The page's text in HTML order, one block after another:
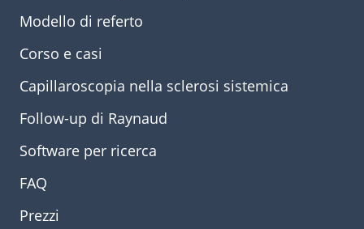
Modello di referto
Corso e casi
Capillaroscopia nella sclerosi sistemica
Follow-up di Raynaud
Software per ricerca
FAQ
Prezzi